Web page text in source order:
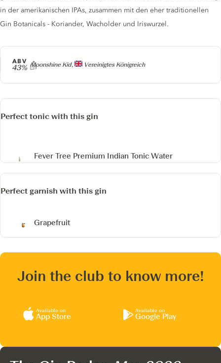
Producer
Moonshine Kid, Vereinigtes Königreich
ABV
43%
in der amerikanischen IPAs, zusammen mit den eher traditionellen
Gin Botanicals - Koriander, Wacholder und Iriswurzel.
Perfect tonic with this gin
Fever Tree Premium Indian Tonic Water
Perfect garnish with this gin
Grapefruit
Join the club to know more!
Available on
App Store
Available on
Google Play